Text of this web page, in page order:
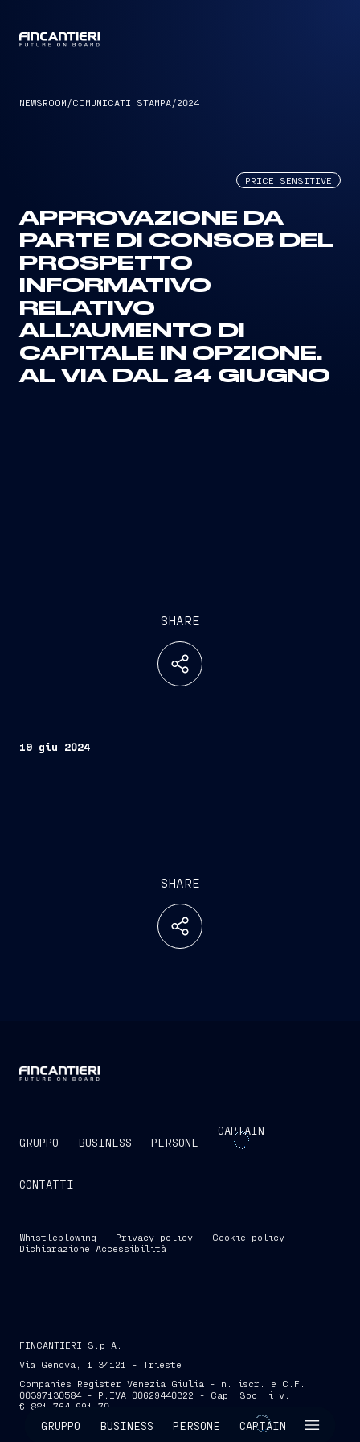
GRUPPO BUSINESS PERSONE CAPTAIN
NEWSROOM /COMUNICATI STAMPA/2024
PRICE SENSITIVE
APPROVAZIONE DA
PARTE DI CONSOB DEL
PROSPETTO
INFORMATIVO
RELATIVO
ALL’AUMENTO DI
CAPITALE IN OPZIONE.
AL VIA DAL 24 GIUGNO
SHARE
19 giu 2024
SHARE
GRUPPO BUSINESS PERSONE
CAPTAIN
CONTATTI
Whistleblowing Privacy policy
Cookie policy
Dichiarazione Accessibilità
FINCANTIERI S.p.A.
Via Genova, 1 34121 - Trieste
Companies Register Venezia Giulia - n. iscr. e C.F.
00397130584 - P.IVA 00629440322 - Cap. Soc. i.v.
€ 881.764.991,70